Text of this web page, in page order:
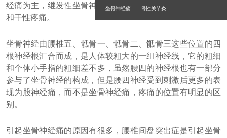
坐骨神经痛 骨性关节炎
经痛为主，继发性坐骨神经痛再进一步分类可分为根性疼痛
和干性疼痛。
坐骨神经由腰椎五、骶骨一、骶骨二、骶骨三这些位置的四
根神经根汇合而成，是人体较粗大的一组神经线，它的粗细
和个体小手指的粗细差不多，虽然腰四的神经根也有一部分
参与了坐骨神经的构成，但是腰四神经受到刺激后更多的表
现为股神经痛，而不是坐骨神经痛，疼痛的位置有明显的区
别。
引起坐骨神经痛的原因有很多，腰椎间盘突出症是引起坐骨